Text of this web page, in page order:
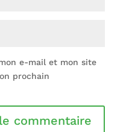
e-mail et mon site
prochain